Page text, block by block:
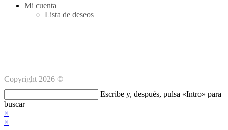
Mi cuenta
Lista de deseos
Copyright 2026 ©
en
esta
web
Escribe y, después, pulsa «Intro» para
buscar
×
×